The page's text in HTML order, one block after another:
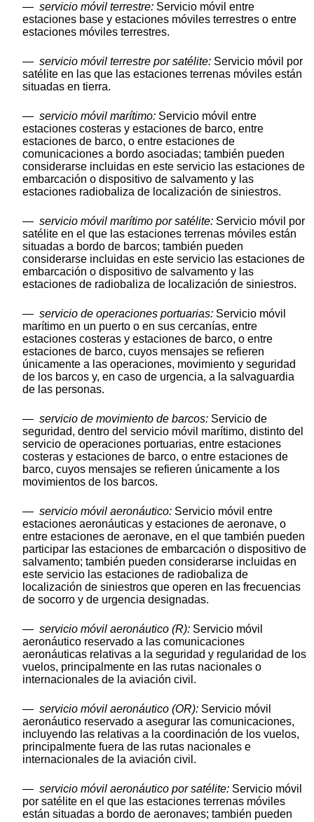
— servicio móvil terrestre: Servicio móvil entre
estaciones base y estaciones móviles terrestres o entre
estaciones móviles terrestres.
— servicio móvil terrestre por satélite: Servicio móvil por
satélite en las que las estaciones terrenas móviles están
situadas en tierra.
— servicio móvil marítimo: Servicio móvil entre
estaciones costeras y estaciones de barco, entre
estaciones de barco, o entre estaciones de
comunicaciones a bordo asociadas; también pueden
considerarse incluidas en este servicio las estaciones de
embarcación o dispositivo de salvamento y las
estaciones radiobaliza de localización de siniestros.
— servicio móvil marítimo por satélite: Servicio móvil por
satélite en el que las estaciones terrenas móviles están
situadas a bordo de barcos; también pueden
considerarse incluidas en este servicio las estaciones de
embarcación o dispositivo de salvamento y las
estaciones de radiobaliza de localización de siniestros.
— servicio de operaciones portuarias: Servicio móvil
marítimo en un puerto o en sus cercanías, entre
estaciones costeras y estaciones de barco, o entre
estaciones de barco, cuyos mensajes se refieren
únicamente a las operaciones, movimiento y seguridad
de los barcos y, en caso de urgencia, a la salvaguardia
de las personas.
— servicio de movimiento de barcos: Servicio de
seguridad, dentro del servicio móvil marítimo, distinto del
servicio de operaciones portuarias, entre estaciones
costeras y estaciones de barco, o entre estaciones de
barco, cuyos mensajes se refieren únicamente a los
movimientos de los barcos.
— servicio móvil aeronáutico: Servicio móvil entre
estaciones aeronáuticas y estaciones de aeronave, o
entre estaciones de aeronave, en el que también pueden
participar las estaciones de embarcación o dispositivo de
salvamento; también pueden considerarse incluidas en
este servicio las estaciones de radiobaliza de
localización de siniestros que operen en las frecuencias
de socorro y de urgencia designadas.
— servicio móvil aeronáutico (R): Servicio móvil
aeronáutico reservado a las comunicaciones
aeronáuticas relativas a la seguridad y regularidad de los
vuelos, principalmente en las rutas nacionales o
internacionales de la aviación civil.
— servicio móvil aeronáutico (OR): Servicio móvil
aeronáutico reservado a asegurar las comunicaciones,
incluyendo las relativas a la coordinación de los vuelos,
principalmente fuera de las rutas nacionales e
internacionales de la aviación civil.
— servicio móvil aeronáutico por satélite: Servicio móvil
por satélite en el que las estaciones terrenas móviles
están situadas a bordo de aeronaves; también pueden